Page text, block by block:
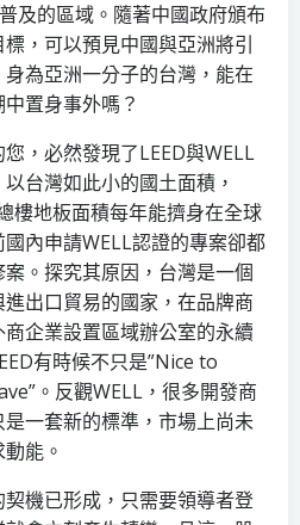
及的區域。隨著中國政府頒布
，可以預見中國與亞洲將引
為亞洲一分子的台灣，能在
置身事外嗎？
，必然發現了LEED與WELL
台灣如此小的國土面積，
樓地板面積每年能擠身在全球
內申請WELL認證的專案卻都
。探究其原因，台灣是一個
出口貿易的國家，在品牌商
企業設置區域辦公室的永續
有時候不只是”Nice to
。反觀WELL，很多開發商
一套新的標準，市場上尚未
能。
機已形成，只需要領導者登